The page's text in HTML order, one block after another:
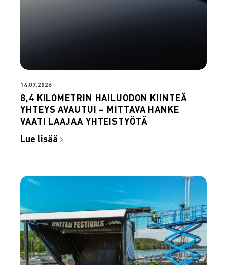
14.07.2026
8,4 KILOMETRIN HAILUODON KIINTEÄ
YHTEYS AVAUTUI – MITTAVA HANKE
VAATI LAAJAA YHTEISTYÖTÄ
Lue lisää